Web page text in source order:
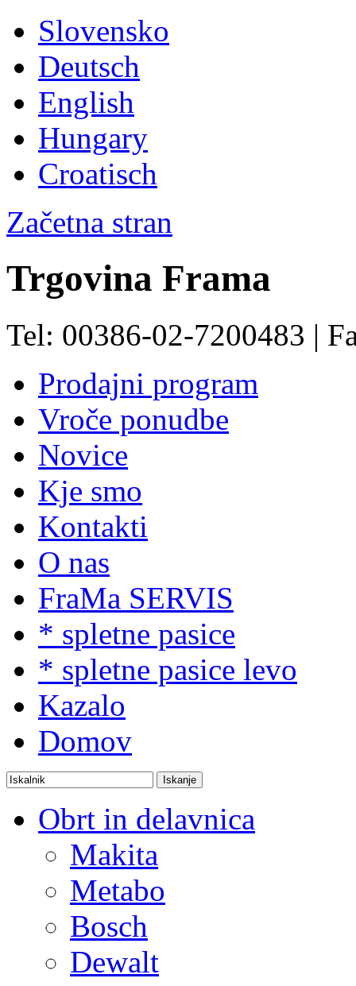
Slovensko
Deutsch
English
Hungary
Croatisch
Začetna stran
Trgovina Frama
Tel: 00386-02-7200483 |
Prodajni program
Vroče ponudbe
Novice
Kje smo
Kontakti
O nas
FraMa SERVIS
* spletne pasice
* spletne pasice levo
Kazalo
Domov
Obrt in delavnica
Makita
Metabo
Bosch
Dewalt